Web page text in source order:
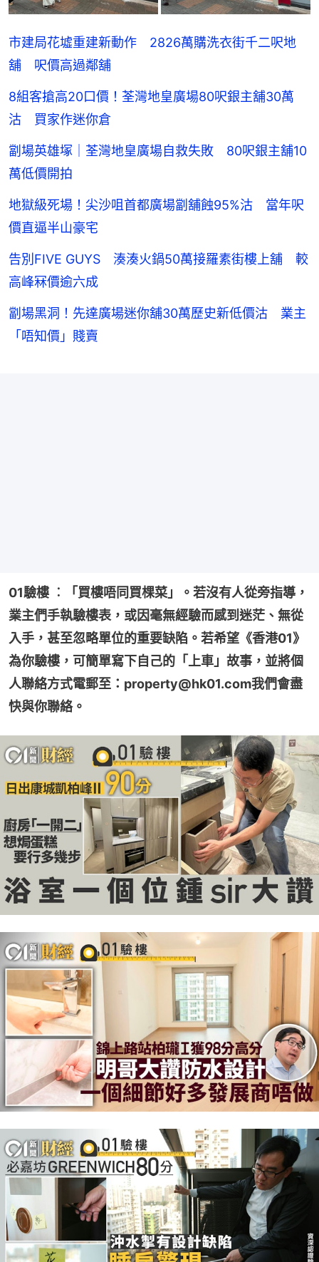
市建局花墟重建新動作 2826萬購洗衣街千二呎地
舖 呎價高過鄰舖
8組客搶高20口價！荃灣地皇廣場80呎銀主舖30萬
沽 買家作迷你倉
劏場英雄塚｜荃灣地皇廣場自救失敗 80呎銀主舖10
萬低價開拍
地獄級死場！尖沙咀首都廣場劏舖蝕95%沽 當年呎
價直逼半山豪宅
告別FIVE GUYS 湊湊火鍋50萬接羅素街樓上舖 較
高峰冧價逾六成
劏場黑洞！先達廣場迷你舖30萬歷史新低價沽 業主
「唔知價」賤賣
01驗樓 ︰「買樓唔同買棵菜」。若沒有人從旁指導，
業主們手執驗樓表，或因毫無經驗而感到迷茫、無從
入手，甚至忽略單位的重要缺陷。若希望《香港01》
為你驗樓，可簡單寫下自己的「上車」故事，並將個
人聯絡方式電郵至：property@hk01.com我們會盡
快與你聯絡。